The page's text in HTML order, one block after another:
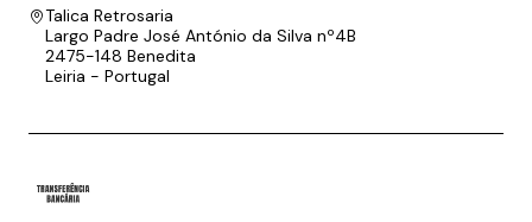
Talica Retrosaria
Largo Padre José António da Silva nº4B
2475-148 Benedita
Leiria - Portugal